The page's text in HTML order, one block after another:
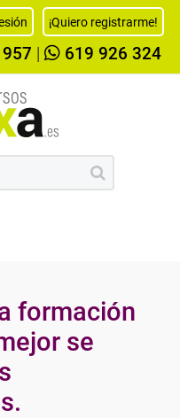
¡Quiero registrarme!
619 926 324
formación
se